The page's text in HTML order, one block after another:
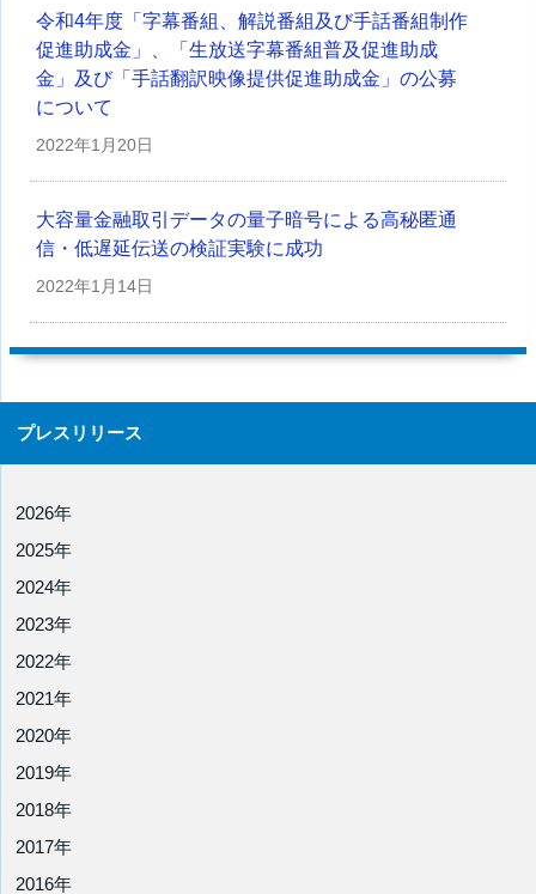
令和4年度「字幕番組、解説番組及び手話番組制作
促進助成金」、「生放送字幕番組普及促進助成
金」及び「手話翻訳映像提供促進助成金」の公募
について
2022年1月20日
大容量金融取引データの量子暗号による高秘匿通
信・低遅延伝送の検証実験に成功
2022年1月14日
プレスリリース
2026年
2025年
2024年
2023年
2022年
2021年
2020年
2019年
2018年
2017年
2016年